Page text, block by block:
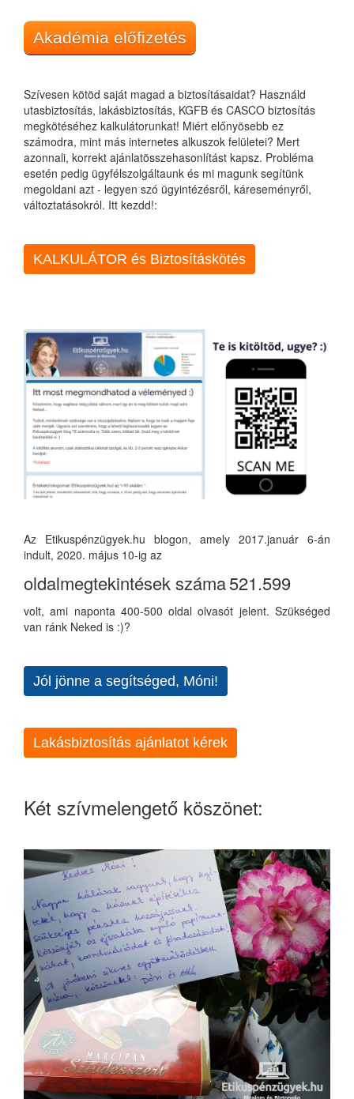
Akadémia előfizetés
Szívesen kötöd saját magad a biztosításaidat? Használd
utasbiztosítás, lakásbiztosítás, KGFB és CASCO biztosítás
megkötéséhez kalkulátorunkat! Miért előnyösebb ez
számodra, mint más internetes alkuszok felületei? Mert
azonnali, korrekt ajánlatösszehasonlítást kapsz. Probléma
esetén pedig ügyfélszolgáltaunk és mi magunk segítünk
megoldani azt - legyen szó ügyintézésről, káreseményről,
változtatásokról. Itt kezdd!:
KALKULÁTOR és Biztosításkötés
Az Etikuspénzügyek.hu blogon, amely 2017.január 6-án
indult, 2020. május 10-ig az
oldalmegtekintések száma521.599
volt, ami naponta 400-500 oldal olvasót jelent. Szükséged
van ránk Neked is :)?
Jól jönne a segítséged, Móni!
Lakásbiztosítás ajánlatot kérek
Két szívmelengető köszönet: